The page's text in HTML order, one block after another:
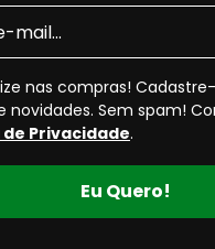
nas compras!
novidades. Sem spam!
Privacidade.
Eu Quero!